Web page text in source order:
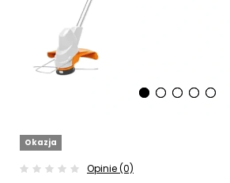
Okazja
Opinie (0)